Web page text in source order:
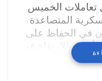
تعاملات الخميس
المتصاعدة
في الحفاظ على
للارتفاع في
المستثمرين